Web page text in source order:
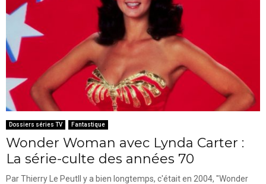
Dossiers séries TV Fantastique
Wonder Woman avec Lynda Carter :
La série-culte des années 70
Par Thierry Le PeutIl y a bien longtemps, c'était en 2004, "Wonder